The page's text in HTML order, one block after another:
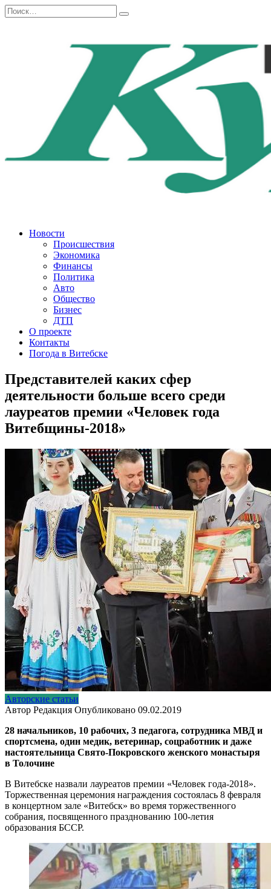
Перейти
к
Search
for:
Новости
Происшествия
Экономика
Финансы
Политика
Авто
Общество
Бизнес
ДТП
О проекте
Контакты
Погода в Витебске
Представителей каких сфер
деятельности больше всего среди
лауреатов премии «Человек года
Витебщины-2018»
Авторские статьи
Автор Редакция Опубликовано 09.02.2019
28 начальников, 10 рабочих, 3 педагога, сотрудника МВД и
спортсмена, один медик, ветеринар, соцработник и даже
настоятельница Свято-Покровского женского монастыря
в Толочине
В Витебске назвали лауреатов премии «Человек года-2018».
Торжественная церемония награждения состоялась 8 февраля
в концертном зале «Витебск» во время торжественного
собрания, посвященного празднованию 100-летия
образования БССР.